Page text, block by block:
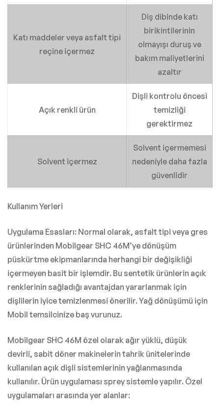
Katı maddeler veya asfalt tipi
reçine içermez
Diş dibinde katı
birikintilerinin
olmayışı duruş ve
bakım maliyetlerini
azaltır
Açık renkli ürün
Dişli kontrolu öncesi
temizliği
gerektirmez
Solvent içermez
Solvent içermemesi
nedeniyle daha fazla
güvenlidir
Kullanım Yerleri
Uygulama Esasları: Normal olarak, asfalt tipi veya gres
ürünlerinden Mobilgear SHC 46M’ye dönüşüm
püskürtme ekipmanlarında herhangi bir değişikliği
içermeyen basit bir işlemdir. Bu sentetik ürünlerin açık
renklerinin sağladığı avantajdan yararlanmak için
dişlilerin iyice temizlenmesi önerilir. Yağ dönüşümü için
Mobil temsilcinize baş vurunuz.
Mobilgear SHC 46M özel olarak ağır yüklü, düşük
devirli, sabit döner makinelerin tahrik ünitelerinde
kullanılan açık dişli sistemlerinin yağlanmasında
kullanılır. Ürün uygulaması sprey sistemle yapılır. Özel
uygulamaları arasında yer alanlar: